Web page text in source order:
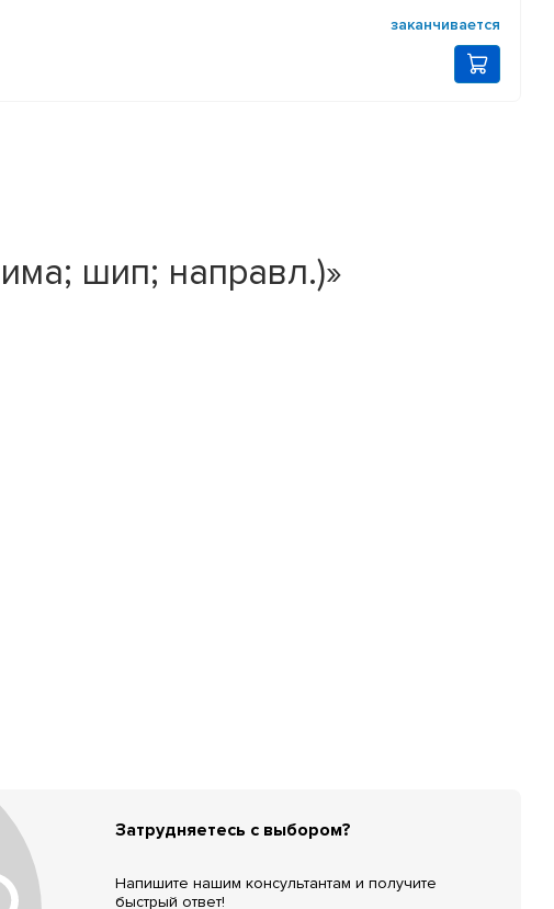
заканчивается
шип; направл.)»
Затрудняетесь с выбором?
Напишите нашим консультантам и получите
быстрый ответ!